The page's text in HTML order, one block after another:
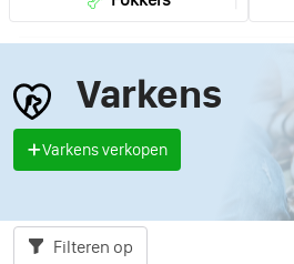
Varkens
Varkens verkopen
Filteren op